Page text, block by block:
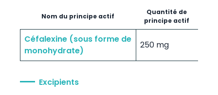
Nom du principe actif
Quantité de
principe actif
Céfalexine (sous forme de
monohydrate)
250 mg
Excipients